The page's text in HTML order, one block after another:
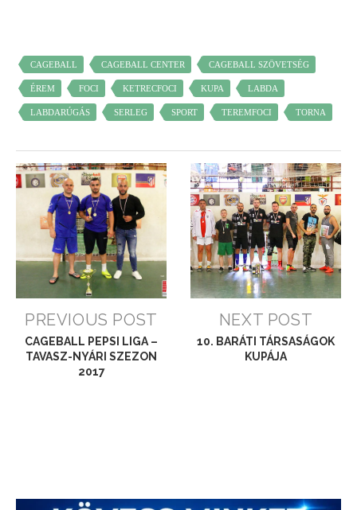
CAGEBALL CAGEBALL CENTER CAGEBALL SZÖVETSÉG
ÉREM FOCI KETRECFOCI KUPA LABDA
LABDARÚGÁS SERLEG SPORT TEREMFOCI TORNA
PREVIOUS POST
CAGEBALL PEPSI LIGA –
TAVASZ-NYÁRI SZEZON
2017
NEXT POST
10. BARÁTI TÁRSASÁGOK
KUPÁJA